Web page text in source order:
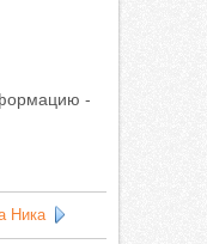
-
Ника